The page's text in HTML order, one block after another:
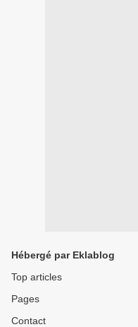
Hébergé par Eklablog
Top articles
Pages
Contact